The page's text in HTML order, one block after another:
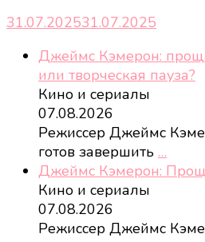
31.07.202531.07.2025
Джеймс Кэмерон:
или творческая пауза?
Кино и сериалы
07.08.2026
Режиссер Джеймс
готов завершить …
Джеймс Кэмерон:
Кино и сериалы
07.08.2026
Режиссер Джеймс